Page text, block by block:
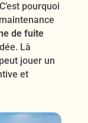
pourquoi
de fuite
Là
jouer un
et